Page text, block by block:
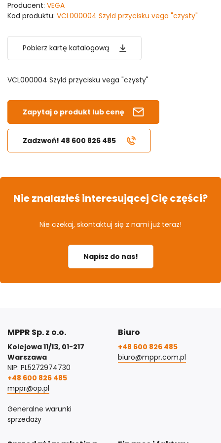
Producent: VEGA
Kod produktu: VCL000004 Szyld przycisku vega "czysty"
Pobierz kartę katalogową
VCL000004 Szyld przycisku vega "czysty"
Zapytaj o produkt lub cenę
Zadzwoń! 48 600 826 485
Nie znalazłeś interesującej Cię części?
Nie czekaj, skontaktuj się z nami już teraz!
Napisz do nas!
MPPR Sp. z o.o.
Kolejowa 11/13, 01-217
Warszawa
NIP: PL5272974730
+48 600 826 485
mppr@op.pl
Generalne warunki
sprzedaży
Biuro
+48 600 826 485
biuro@mppr.com.pl